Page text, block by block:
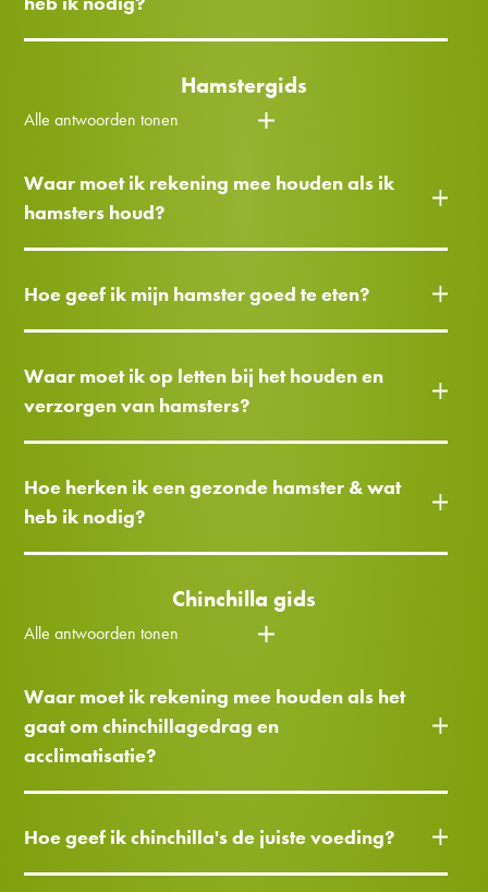
Hamstergids
Alle antwoorden tonen
Waar moet ik rekening mee houden als ik
hamsters houd?
Hoe geef ik mijn hamster goed te eten?
Waar moet ik op letten bij het houden en
verzorgen van hamsters?
Hoe herken ik een gezonde hamster & wat
heb ik nodig?
Chinchilla gids
Alle antwoorden tonen
Waar moet ik rekening mee houden als het
gaat om chinchillagedrag en
acclimatisatie?
Hoe geef ik chinchilla's de juiste voeding?